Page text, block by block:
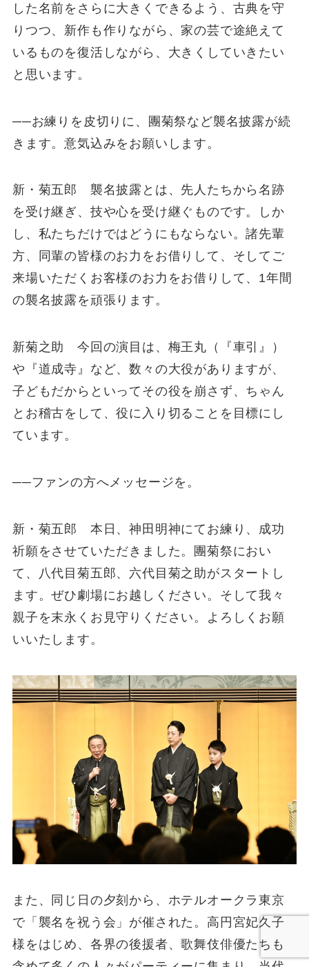
した名前をさらに大きくできるよう、古典を守
りつつ、新作も作りながら、家の芸で途絶えて
いるものを復活しながら、大きくしていきたい
と思います。
──お練りを皮切りに、團菊祭など襲名披露が続
きます。意気込みをお願いします。
新・菊五郎 襲名披露とは、先人たちから名跡
を受け継ぎ、技や心を受け継ぐものです。しか
し、私たちだけではどうにもならない。諸先輩
方、同輩の皆様のお力をお借りして、そしてご
来場いただくお客様のお力をお借りして、1年間
の襲名披露を頑張ります。
新菊之助 今回の演目は、梅王丸（『車引』）
や『道成寺』など、数々の大役がありますが、
子どもだからといってその役を崩さず、ちゃん
とお稽古をして、役に入り切ることを目標にし
ています。
──ファンの方へメッセージを。
新・菊五郎 本日、神田明神にてお練り、成功
祈願をさせていただきました。團菊祭におい
て、八代目菊五郎、六代目菊之助がスタートし
ます。ぜひ劇場にお越しください。そして我々
親子を末永くお見守りください。よろしくお願
いいたします。
また、同じ日の夕刻から、ホテルオークラ東京
で「襲名を祝う会」が催された。高円宮妃久子
様をはじめ、各界の後援者、歌舞伎俳優たちも